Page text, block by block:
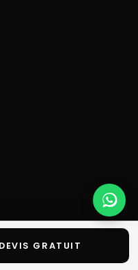
GRATUIT